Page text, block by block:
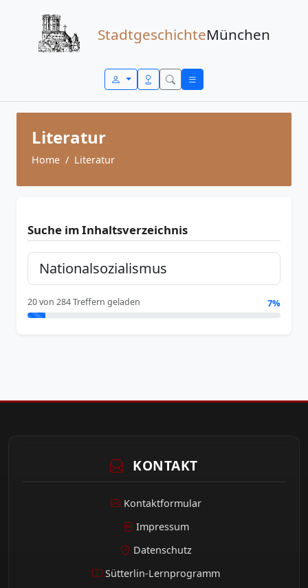
StadtgeschichteMünchen
Literatur
Home Literatur
Suche im Inhaltsverzeichnis
20 von 284 Treffern geladen 7%
KONTAKT
Kontaktformular
Impressum
Datenschutz
Sütterlin-Lernprogramm